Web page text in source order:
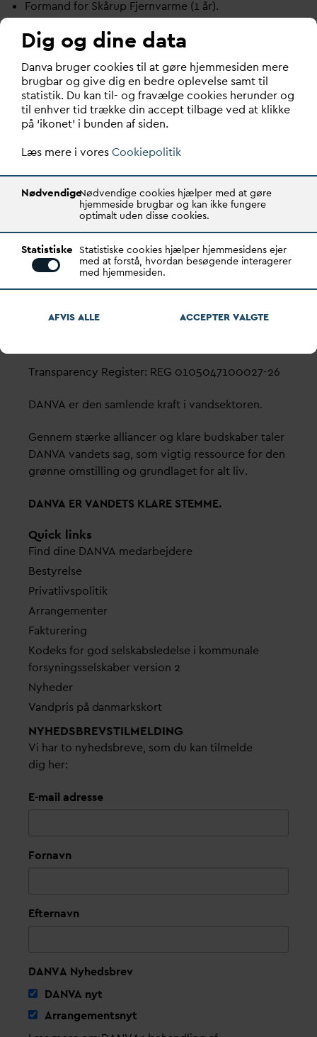
Formand for Skårup Fjernvarme (1 år).
Vandhuset
Godthåbsvej 83
8660 Skanderborg
København
Vester Farimagsgade 1, 5. sal.
1606 København V
va@danva.dk
Transparency Register: REG 0105047100027-26
DANVA er den samlende kraft i vandsektoren.
Gennem stærke alliancer og klare budskaber taler
DANVA vandets sag, som vigtig ressource for den
grønne omstilling og grundlaget for alt liv.
DANVA ERVANDETS KLARE STEMME.
Quick links
Find dine DANVA medarbejdere
Bestyrelse
Privatlivspolitik
Arrangementer
Fakturering
Kodeks for god selskabsledelse i kommunale
forsyningsselskaber version 2
Nyheder
Vandpris på danmarkskort
NYHEDSBREVS­TILMELDING
Vi har to nyhedsbreve, som du kan tilmelde
dig her:
E-mail adresse
Fornavn
Efternavn
DANVA Nyhedsbrev
DANVA nyt
Arrangementsnyt
Dig og dine data
Danva bruger cookies til at gøre hjemmesiden mere
brugbar og give dig en bedre oplevelse samt til
statistik. Du kan til- og fravælge cookies herunder og
til enhver tid trække din accept tilbage ved at klikke
på ‘ikonet’ i bunden af siden.
Læs mere i voresCookiepolitik
NødvendigeNødvendige cookies hjælper med at gøre
hjemmeside brugbar og kan ikke fungere
optimalt uden disse cookies.
Statistiske Statistiske cookies hjælper hjemmesidens ejer
med at forstå, hvordan besøgende interagerer
med hjemmesiden.
AFVIS ALLE ACCEPTERVALGTE